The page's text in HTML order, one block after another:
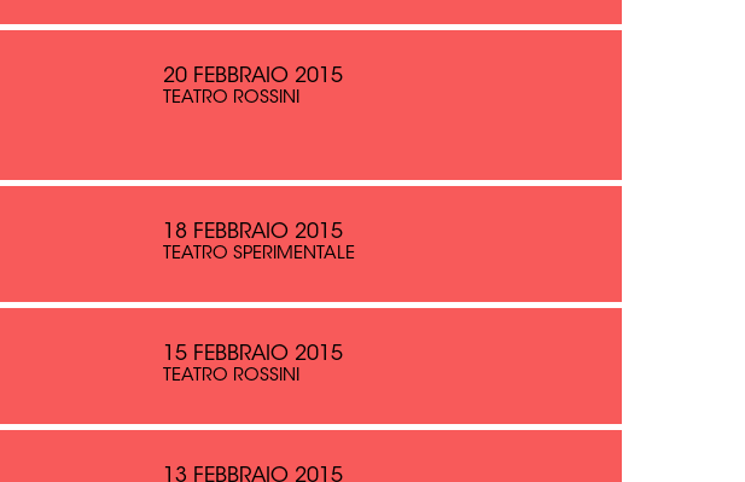
20 FEBBRAIO 2015
TEATRO ROSSINI
18 FEBBRAIO 2015
TEATRO SPERIMENTALE
15 FEBBRAIO 2015
TEATRO ROSSINI
13 FEBBRAIO 2015